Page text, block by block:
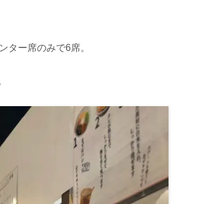
ター席のみで6席。